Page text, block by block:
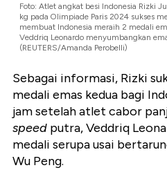
Foto: Atlet angkat besi Indonesia Rizki
kg pada Olimpiade Paris 2024 sukses
membuat Indonesia meraih 2 medali
Veddriq Leonardo menyumbangkan
(REUTERS/Amanda Perobelli)
Sebagai informasi, Rizki
medali emas kedua bagi
jam setelah atlet cabor
speed putra, Veddriq
medali serupa usai
Wu Peng.